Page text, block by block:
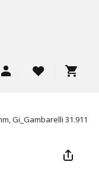
Gi_Gambarelli 31.911.00